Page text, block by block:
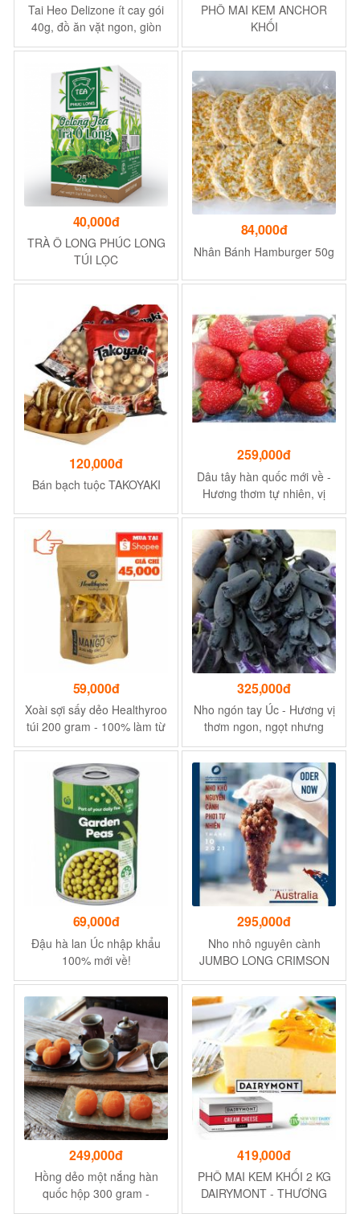
Tai Heo Delizone ít cay gói
40g, đồ ăn vặt ngon, giòn
sần sật đảm bảo AT VSTP.
PHÔ MAI KEM ANCHOR
KHỐI
40,000đ
TRÀ Ô LONG PHÚC LONG
TÚI LỌC
84,000đ
Nhân Bánh Hamburger 50g
120,000đ
Bán bạch tuộc TAKOYAKI
259,000đ
Dâu tây hàn quốc mới về -
Hương thơm tự nhiên, vị
ngọt thanh
59,000đ
Xoài sợi sấy dẻo Healthyroo
túi 200 gram - 100% làm từ
trái xoài tươi ngon tự nhiên
325,000đ
Nho ngón tay Úc - Hương vị
thơm ngon, ngọt nhưng
không gắt - Hợp với hương
vị người Việt
69,000đ
Đậu hà lan Úc nhập khẩu
100% mới về!
295,000đ
Nho nhô nguyên cành
JUMBO LONG CRIMSON
hộp 500 gram
249,000đ
Hồng dẻo một nắng hàn
quốc hộp 300 gram -
Hương vị ngọt ngào
419,000đ
PHÔ MAI KEM KHỐI 2 KG
DAIRYMONT - THƯƠNG
HIỆU DAIRYMONT - XUẤT